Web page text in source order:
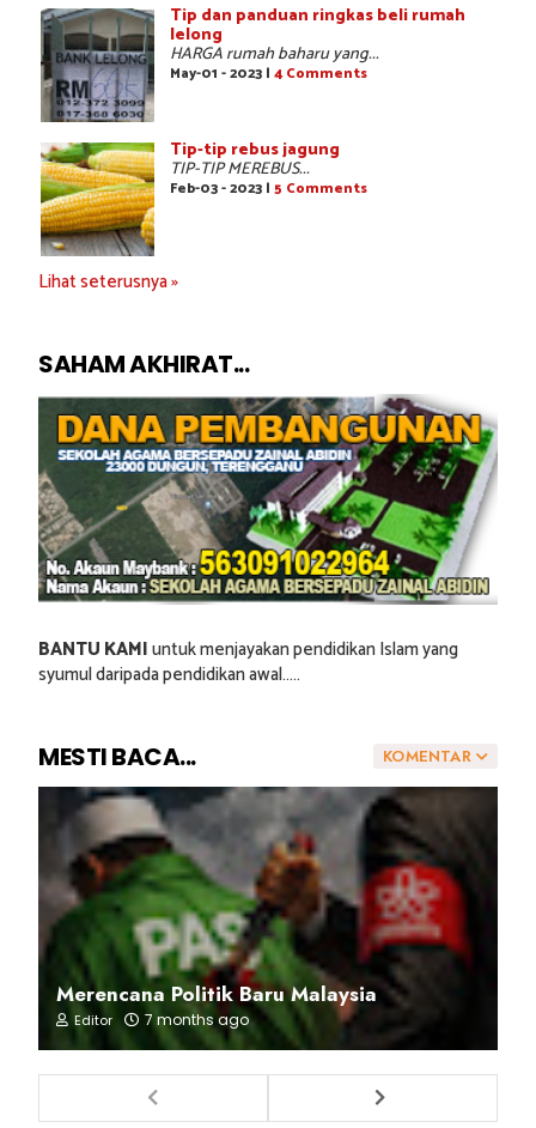
Tip dan panduan ringkas beli rumah
lelong
HARGA rumah baharu yang...
May-01 - 2023 | 4 Comments
Tip-tip rebus jagung
TIP-TIP MEREBUS...
Feb-03 - 2023 | 5 Comments
Lihat seterusnya »
SAHAM AKHIRAT...
BANTU KAMIuntuk menjayakan pendidikan Islam yang
syumul daripada pendidikan awal.....
KOMENTAR
MESTI BACA...
Merencana Politik Baru Malaysia
Editor 7 months ago